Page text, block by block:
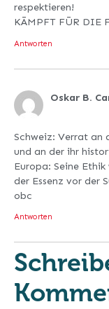
respektieren!
KĀMPFT FŪR DIE
Antworten
Oskar B.
Schweiz: Verrat
und an der ihr
Europa: Seine
der Essenz vor der
obc
Antworten